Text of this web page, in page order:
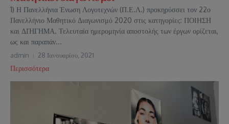
1) Η Πανελλήνια Ένωση Λογοτεχνών (Π.Ε.Λ.) προκηρύσσει τον 22ο
Πανελλήνιο Μαθητικό Διαγωνισμό 2020 στις κατηγορίες: ΠΟΙΗΣΗ
και ΔΙΉΓΗΜΑ. Τελευταία ημερομηνία αποστολής των έργων ορίζεται,
ως και παραπάν...
admin 28 Ιανουαρίου, 2021
Περισσότερα